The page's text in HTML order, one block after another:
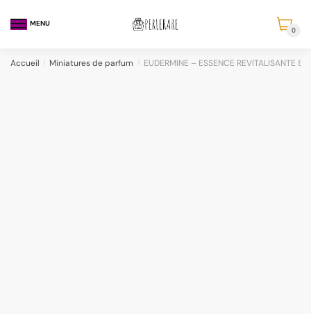
MENU
0
Accueil / Miniatures de parfum / EUDERMINE – ESSENCE REVITALISANTE 8